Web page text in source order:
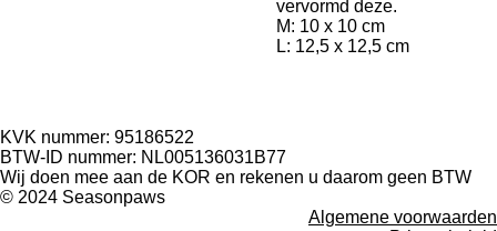
vervormd deze.
M: 10 x 10 cm
L: 12,5 x 12,5 cm
KVK nummer: 95186522
BTW-ID nummer: NL005136031B77
Wij doen mee aan de KOR en rekenen u daarom geen BTW
© 2024 Seasonpaws
Algemene voorwaarden